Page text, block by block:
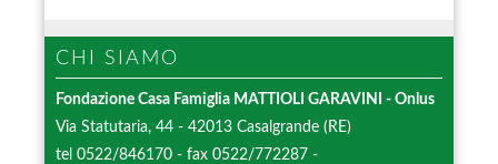
CHI SIAMO
Fondazione Casa Famiglia MATTIOLI GARAVINI
- Onlus
Via Statutaria, 44 - 42013 Casalgrande (RE)
tel 0522/846170 - fax 0522/772287 -